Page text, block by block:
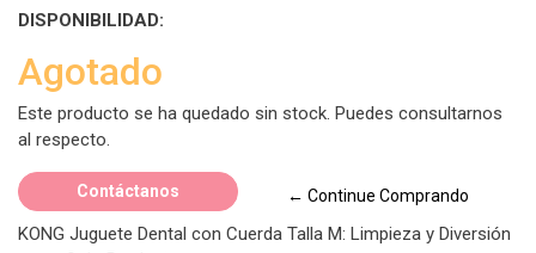
DISPONIBILIDAD:
Agotado
Este producto se ha quedado sin stock. Puedes consultarnos
al respecto.
Contáctanos ← Continue Comprando
KONG Juguete Dental con Cuerda Talla M: Limpieza y Diversión